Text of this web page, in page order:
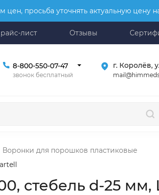
просьба уточнять актуальную цену
лист Отзывы
8-800-550-07-47
звонок бесплатный
г. Королёв,
Воронки для порошков пластиковые
стебель d-25 мм,